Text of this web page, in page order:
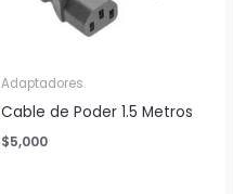
Adaptadores
Cable de Poder 1.5 Metros
$5,000